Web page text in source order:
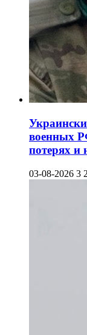
военных
потерях и
03-08-2026 3